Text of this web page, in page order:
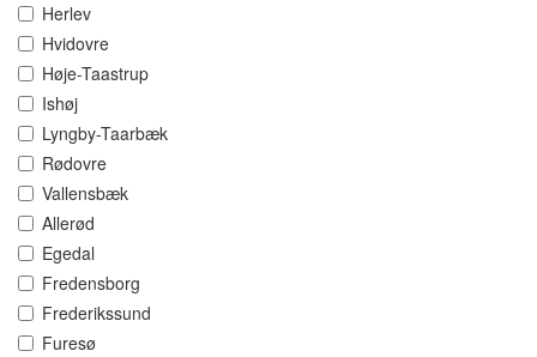
Herlev
Hvidovre
Høje-Taastrup
Ishøj
Lyngby-Taarbæk
Rødovre
Vallensbæk
Allerød
Egedal
Fredensborg
Frederikssund
Furesø